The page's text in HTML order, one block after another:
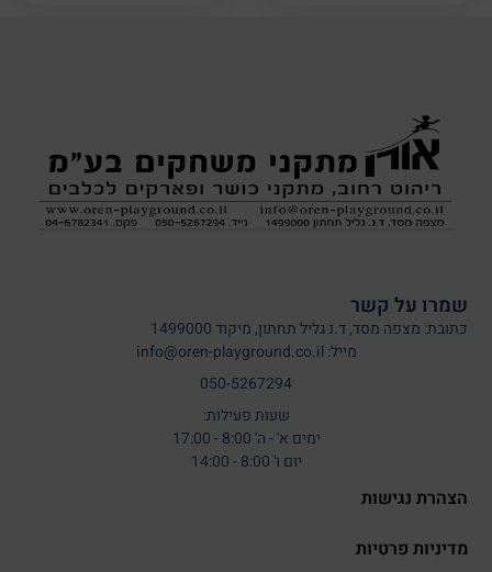
שמרו על קשר
כתובת: מצפה מסד, ד.נ גליל תחתון, מיקוד 1499000
מייל: info@oren-playground.co.il
050-5267294
שעות פעילות:
ימים א' - ה' 8:00 - 17:00
יום ו' 8:00 - 14:00
הצהרת נגישות
מדיניות פרטיות